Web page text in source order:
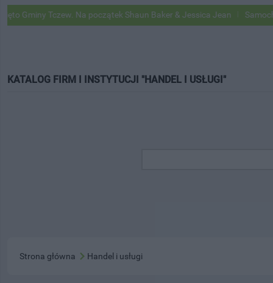
Gminy Tczew. Na początek Shaun Baker & Jessica Jean
KATALOG FIRM I INSTYTUCJI "HANDEL I USŁUGI"
Strona główna Handel i usługi